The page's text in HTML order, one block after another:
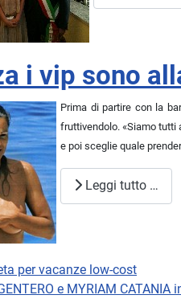
i vip sono
Prima di partire con la
fruttivendolo. «Siamo tutti
e poi sceglie quale
Leggi tutto …
per vacanze low-cost
e MYRIAM CATANIA